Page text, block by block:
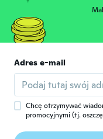
około 6 roku
Jey
Just like
to chart.
up my feet
agnieszka
Adres e-mail
Chcę otrzymywać
promocyjnymi (tj.